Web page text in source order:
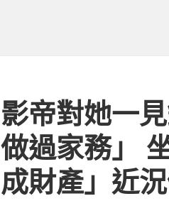
影帝對她一
做過家務」
成財產」近